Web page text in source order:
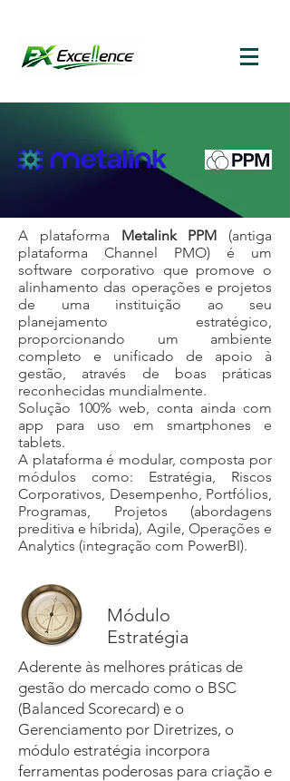
A plataforma Metalink PPM (antiga
plataforma Channel PMO) é um
software corporativo que promove o
alinhamento das operações e projetos
de uma instituição ao seu
planejamento estratégico,
proporcionando um ambiente
completo e unificado de apoio à
gestão, através de boas práticas
reconhecidas mundialmente.
Solução 100% web, conta ainda com
app para uso em smartphones e
tablets.
A plataforma é modular, composta por
módulos como: Estratégia, Riscos
Corporativos, Desempenho, Portfólios,
Programas, Projetos (abordagens
preditiva e híbrida), Agile, Operações e
Analytics (integração com PowerBI).
Módulo
Estratégia
Aderente às melhores práticas de
gestão do mercado como o BSC
(Balanced Scorecard) e o
Gerenciamento por Diretrizes, o
módulo estratégia incorpora
ferramentas poderosas para criação e